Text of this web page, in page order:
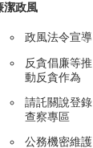
潔政風
政風法令宣導
反貪倡廉等推
動反貪作為
請託關說登錄
查察專區
公務機密維護